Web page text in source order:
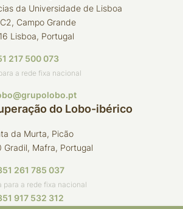
da Universidade de Lisboa
Campo Grande
Lisboa, Portugal
217 500 073
a rede fixa nacional
do Lobo-ibérico
da Murta, Picão
Gradil, Mafra, Portugal
261 785 037
para a rede fixa nacional
917 532 312